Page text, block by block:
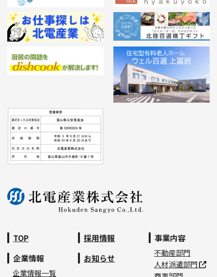
TOP
企業情報
企業情報一覧
採用情報
お知らせ
事業内容
不動産部門
人材派遣部門